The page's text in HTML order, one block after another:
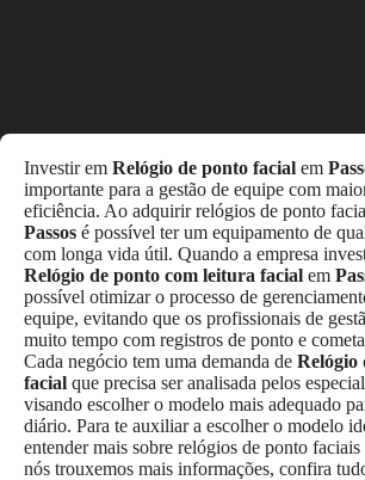
Investir em Relógio de ponto facial em
importante para a gestão de equipe com
eficiência. Ao adquirir relógios de ponto
Passos é possível ter um equipamento de
com longa vida útil. Quando a empresa
Relógio de ponto com leitura facial em
possível otimizar o processo de
equipe, evitando que os profissionais de
muito tempo com registros de ponto e
Cada negócio tem uma demanda de Relógio
facial que precisa ser analisada pelos
visando escolher o modelo mais adequado
diário. Para te auxiliar a escolher o modelo
entender mais sobre relógios de ponto faciais
nós trouxemos mais informações, confira